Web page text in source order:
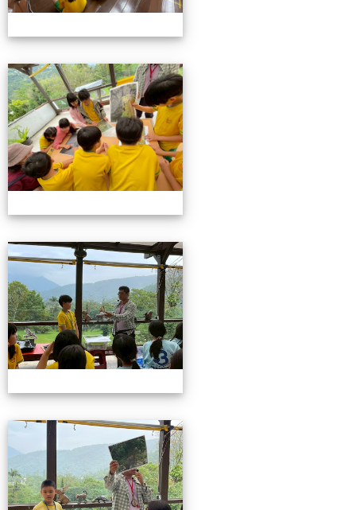
115池南校外教學
115池南校外教學
115池南校外教學